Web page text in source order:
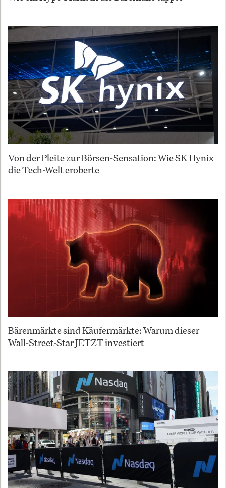
Von der Pleite zur Börsen-Sensation: Wie SK Hynix
die Tech-Welt eroberte
Bärenmärkte sind Käufermärkte: Warum dieser
Wall-Street-Star JETZT investiert